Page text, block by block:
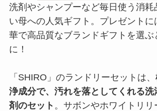
洗剤やシャンプーなど毎日使う消耗
い母への人気ギフト。プレゼントに
華で高品質なブランドギフトを選ぶ
に！
「SHIRO」のランドリーセットは、
浄成分で、汚れを落としてくれる洗
剤のセット 。サボンやホワイトリリ